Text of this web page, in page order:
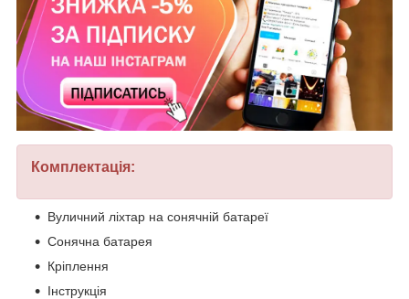
Комплектація:
Вуличний ліхтар на сонячній батареї
Сонячна батарея
Кріплення
Інструкція